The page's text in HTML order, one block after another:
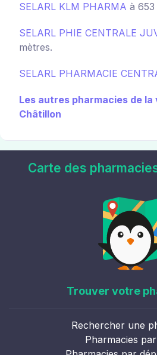
SELARL KLM PHARMA à 653
SELARL PHIE CENTRALE
mètres.
SELARL PHARMACIE
Les autres pharmacies de la
Châtillon
Carte des
Trouver votre
Rechercher une
Pharmacies